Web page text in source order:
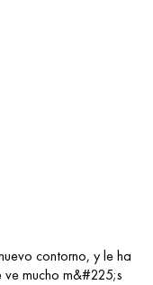
contorno, y le ha
mucho m&#225;s